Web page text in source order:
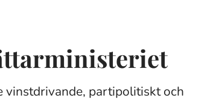
vinstdrivande, partipolitiskt och